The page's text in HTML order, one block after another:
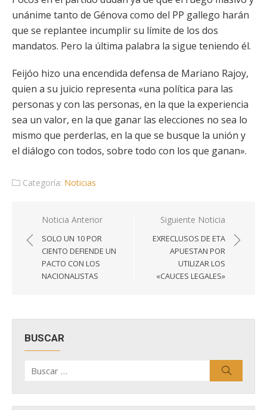
unánime tanto de Génova como del PP gallego harán
que se replantee incumplir su límite de los dos
mandatos. Pero la última palabra la sigue teniendo él.
Feijóo hizo una encendida defensa de Mariano Rajoy,
quien a su juicio representa «una política para las
personas y con las personas, en la que la experiencia
sea un valor, en la que ganar las elecciones no sea lo
mismo que perderlas, en la que se busque la unión y
el diálogo con todos, sobre todo con los que ganan».
Categoría: Noticias
Navegación
de
entradas
Noticia Anterior
SOLO UN 10 POR
CIENTO DEFIENDE UN
PACTO CON LOS
NACIONALISTAS
Siguiente Noticia
EXRECLUSOS DE ETA
APUESTAN POR
UTILIZAR LOS
«CAUCES LEGALES»
BUSCAR
por: